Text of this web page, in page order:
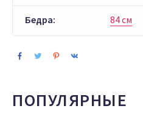
Бедра: 84 см
ПОПУЛЯРНЫЕ